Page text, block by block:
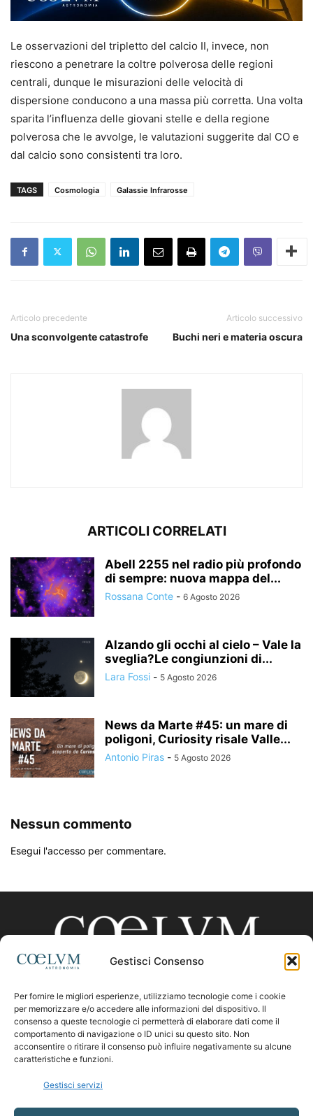
Gestisci Consenso
Per fornire le migliori esperienze, utilizziamo tecnologie come i cookie
per memorizzare e/o accedere alle informazioni del dispositivo. Il
consenso a queste tecnologie ci permetterà di elaborare dati come il
comportamento di navigazione o ID unici su questo sito. Non
acconsentire o ritirare il consenso può influire negativamente su alcune
caratteristiche e funzioni.
Gestisci servizi
Le osservazioni del tripletto del calcio II, invece, non
riescono a penetrare la coltre polverosa delle regioni
centrali, dunque le misurazioni delle velocità di
dispersione conducono a una massa più corretta. Una volta
sparita l’influenza delle giovani stelle e della regione
polverosa che le avvolge, le valutazioni suggerite dal CO e
dal calcio sono consistenti tra loro.
TAGS Cosmologia Galassie Infrarosse
Articolo precedente
Una sconvolgente catastrofe
Articolo successivo
Buchi neri e materia oscura
ARTICOLI CORRELATI
Abell 2255 nel radio più profondo
di sempre: nuova mappa del...
Rossana Conte - 6 Agosto 2026
Alzando gli occhi al cielo – Vale la
sveglia?Le congiunzioni di...
Lara Fossi - 5 Agosto 2026
News da Marte #45: un mare di
poligoni, Curiosity risale Valle...
Antonio Piras - 5 Agosto 2026
Nessun commento
Esegui l'accesso per commentare.
CHI SIAMO
Contattaci:coelumastro@coelum.com